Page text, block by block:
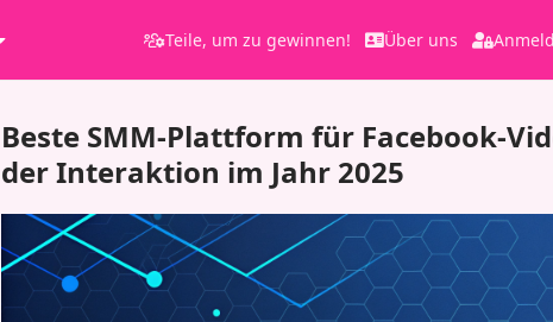
Teile, um zu gewinnen! Über uns
Beste SMM-Plattform für Facebook-
der Interaktion im Jahr 2025